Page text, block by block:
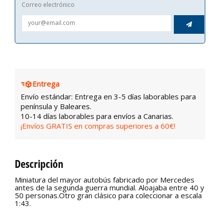
Correo electrónico

Entrega
Envío estándar: Entrega en 3-5 días laborables para
península y Baleares.
10-14 días laborables para envíos a Canarias.
¡Envíos GRATIS en compras superiores a 60€!
Descripción
Miniatura del mayor autobús fabricado por Mercedes
antes de la segunda guerra mundial. Aloajaba entre 40 y
50 personas.Otro gran clásico para coleccionar a escala
1:43.